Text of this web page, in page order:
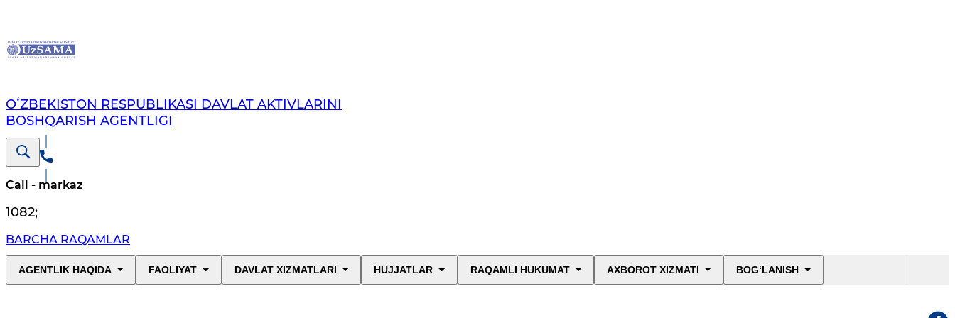
OʻZBEKISTON RESPUBLIKASI DAVLAT AKTIVLARINI
BOSHQARISH AGENTLIGI
Call - markaz
1082;
BARCHA RAQAMLAR
AGENTLIK HAQIDA FAOLIYAT DAVLAT XIZMATLARI HUJJATLAR RAQAMLI HUKUMAT AXBOROT XIZMATI BOG‘LANISH